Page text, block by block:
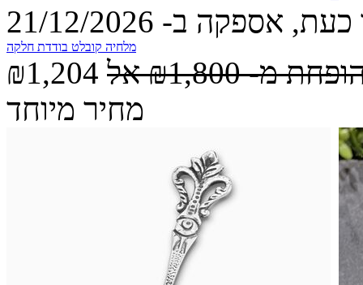
אספקה ב- 21/12/2026
מלחיה קובלט בודדת חלקה
₪1,204 מ-₪1,800 אל
מחיר מיוחד